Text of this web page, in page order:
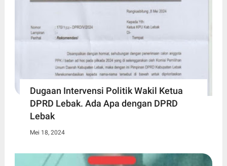
Dugaan Intervensi Politik Wakil Ketua
DPRD Lebak. Ada Apa dengan DPRD
Lebak
Mei 18, 2024